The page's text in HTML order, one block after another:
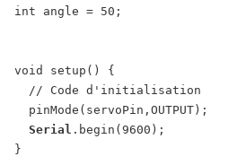
int
angle = 50 ;
void setup ( )
{
// Code d'initialisation
pinMode ( servoPin , OUTPUT ) ;
Serial . begin ( 9600 ) ;
}